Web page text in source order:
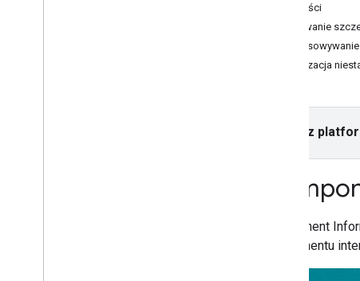
Płatności
Dodawanie
Stylizacja
Wybierz
Komponent
komponentu